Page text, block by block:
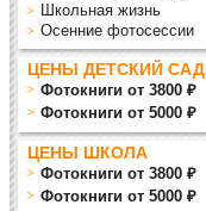
Школьная жизнь
Осенние фотосессии
ЦЕНЫ ДЕТСКИЙ САД
Фотокниги от 3800 ₽
Фотокниги от 5000 ₽
ЦЕНЫ ШКОЛА
Фотокниги от 3800 ₽
Фотокниги от 5000 ₽